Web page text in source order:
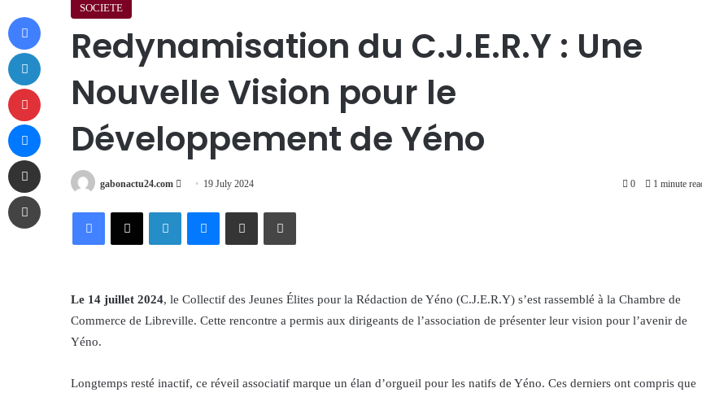
SOCIETE
Redynamisation du C.J.E.R.Y : Une
Nouvelle Vision pour le
Développement de Yéno
gabonactu24.com
Send 19 July 2024 0 1 minute
FacebookX LinkedInMessengerShare via Email Print
Le 14 juillet 2024, le Collectif des Jeunes Élites pour la Rédaction de Yéno (C.J.E.R.Y) s’est rassemblé à la Chambre de
Commerce de Libreville. Cette rencontre a permis aux dirigeants de l’association de présenter leur vision pour l’avenir de
Yéno.
Longtemps resté inactif, ce réveil associatif marque un élan d’orgueil pour les natifs de Yéno. Ces derniers ont compris que
Facebook
LinkedIn
Pinterest